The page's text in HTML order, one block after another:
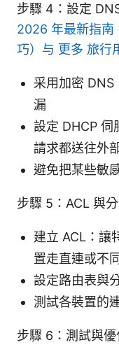
步驟 4：設定
2026 年最新指南
巧）与 更多 旅行
采用加密
漏
設定 DHCP 伺
請求都送往外
避免把某些敏
步驟 5：ACL 與
建立 ACL：讓
置走直連或不
設定路由表與
測試各裝置的
步驟 6：測試與優